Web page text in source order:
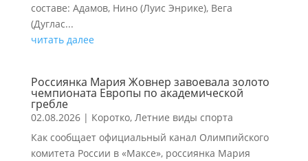
составе: Адамов, Нино (Луис Энрике), Вега
(Дуглас...
читать далее
Россиянка Мария Жовнер завоевала золото
чемпионата Европы по академической
гребле
02.08.2026| Коротко, Летние виды спорта
Как сообщает официальный канал Олимпийского
комитета России в «Максе», россиянка Мария